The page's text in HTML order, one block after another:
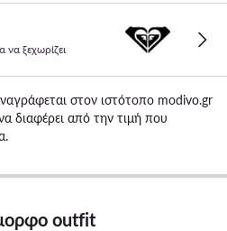
ξεχωρίζει
στον ιστότοπο modivo.gr
διαφέρει από την τιμή που
outfit